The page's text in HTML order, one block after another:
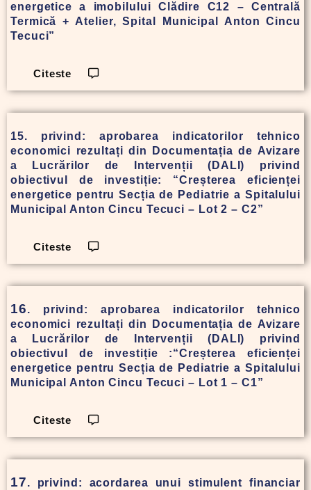
energetice a imobilului Clădire C12 – Centrală
Termică + Atelier, Spital Municipal Anton Cincu
Tecuci”
Citeste
15. privind: aprobarea indicatorilor tehnico
economici rezultați din Documentația de Avizare
a Lucrărilor de Intervenții (DALI) privind
obiectivul de investiție: “Creșterea eficienței
energetice pentru Secția de Pediatrie a Spitalului
Municipal Anton Cincu Tecuci – Lot 2 – C2”
Citeste
16. privind: aprobarea indicatorilor tehnico
economici rezultați din Documentația de Avizare
a Lucrărilor de Intervenții (DALI) privind
obiectivul de investiție :“Creșterea eficienței
energetice pentru Secția de Pediatrie a Spitalului
Municipal Anton Cincu Tecuci – Lot 1 – C1”
Citeste
17. privind: acordarea unui stimulent financiar